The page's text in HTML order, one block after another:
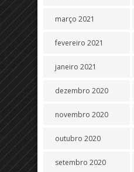
março 2021
fevereiro 2021
janeiro 2021
dezembro 2020
novembro 2020
outubro 2020
setembro 2020